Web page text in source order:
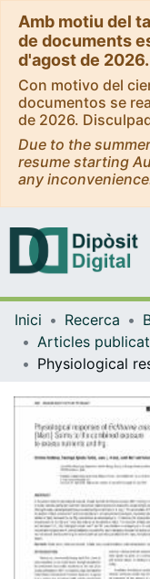
Amb motiu del
de documents
d'agost de
Con motivo del
documentos se
de 2026.
Due to the
resume starting
any
Inici Recerca